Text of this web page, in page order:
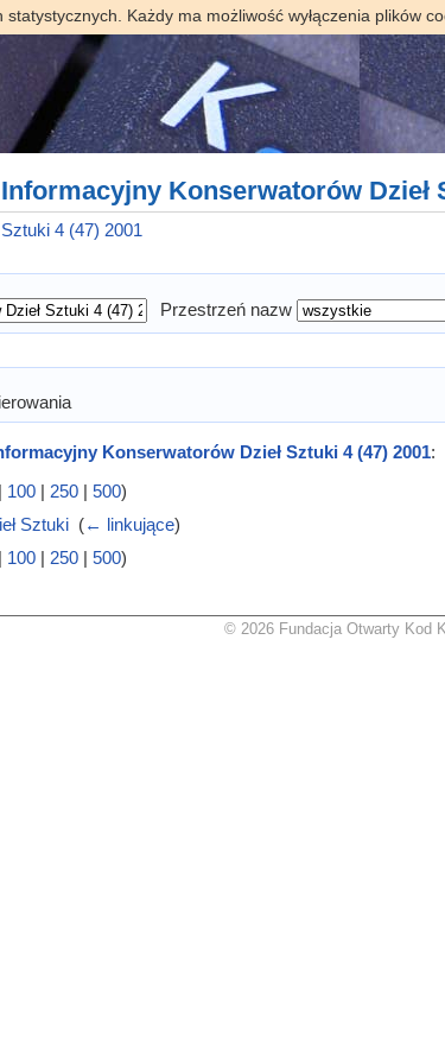
Każdy ma możliwość wyłączenia plików
Konserwatorów Dzieł
4 (47) 2001
Przestrzeń nazw
Konserwatorów Dzieł Sztuki 4 (47) 2001:
100| 250| 500)
Sztuki‎ (← linkujące)
100| 250| 500)
© 2026 Fundacja Otwarty Kod